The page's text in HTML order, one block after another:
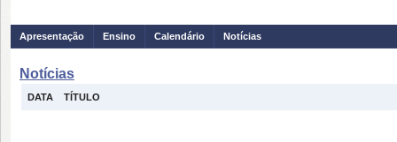
Apresentação Ensino Calendário Notícias
Notícias
DATA TÍTULO